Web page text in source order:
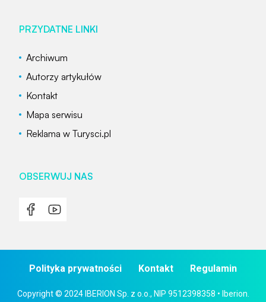
PRZYDATNE LINKI
Archiwum
Autorzy artykułów
Kontakt
Mapa serwisu
Reklama w Turysci.pl
OBSERWUJ NAS
Copyright © 2024 IBERION Sp. z o.o., NIP 9512398358 • Iberion.
Polityka prywatności Kontakt Regulamin